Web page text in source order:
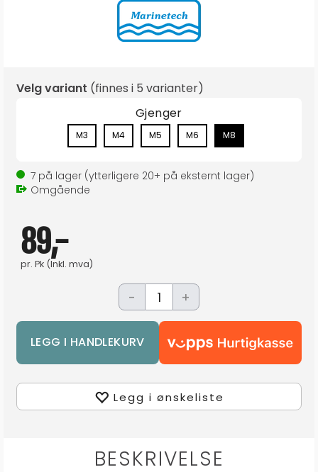
Velg variant (finnes i 5 varianter)
Gjenger
M3 M4 M5 M6 M8
7 på lager (ytterligere 20+ på eksternt lager)
Omgående
89,-
pr. Pk (Inkl. mva)
- +
Legg i ønskeliste
BESKRIVELSE